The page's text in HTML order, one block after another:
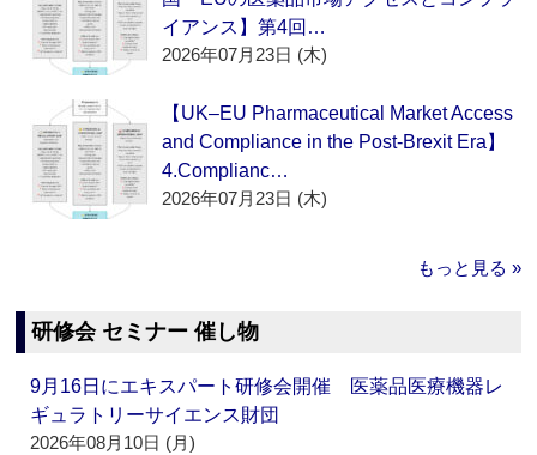
イアンス】第4回…
2026年07月23日 (木)
【UK–EU Pharmaceutical Market Access
and Compliance in the Post-Brexit Era】
4.Complianc…
2026年07月23日 (木)
もっと見る »
研修会 セミナー 催し物
9月16日にエキスパート研修会開催 医薬品医療機器レ
ギュラトリーサイエンス財団
2026年08月10日 (月)